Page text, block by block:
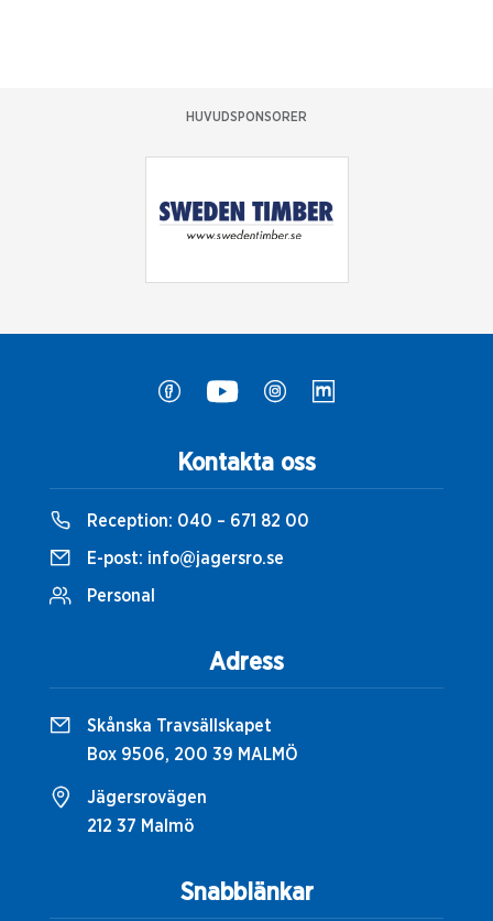
HUVUDSPONSORER
Snabblänkar
Kontakta oss
Reception: 040 – 671 82 00
E-post: info@jagersro.se
Personal
Adress
Skånska Travsällskapet
Box 9506, 200 39 MALMÖ
Jägersrovägen
212 37 Malmö